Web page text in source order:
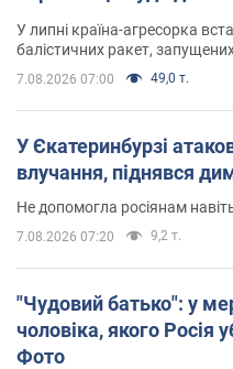
У липні країна-агресорка
балістичних ракет,
7.08.2026 07:00 49,0 т.
У Єкатеринбурзі
влучання, піднявся
Не допомогла росіянам
7.08.2026 07:20 9,2 т.
"Чудовий батько": у
чоловіка, якого Росія
Фото